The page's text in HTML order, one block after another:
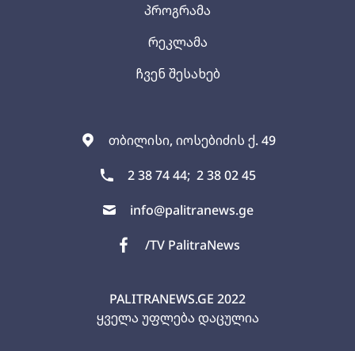
თბილისი, იოსებიძის ქ. 49
2 38 74 44; 2 38 02 45
info@palitranews.ge
/TV PalitraNews
პროგრამა
რეკლამა
ჩვენ შესახებ
PALITRANEWS.GE 2022
ყველა უფლება დაცულია